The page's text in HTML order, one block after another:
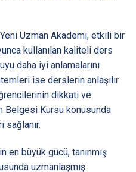
Uzman Akademi, etkili bir
kullanılan kaliteli ders
daha iyi anlamalarını
ise derslerin anlaşılır
dikkati ve
Belgesi Kursu konusunda
en büyük gücü, tanınmış
uzmanlaşmış